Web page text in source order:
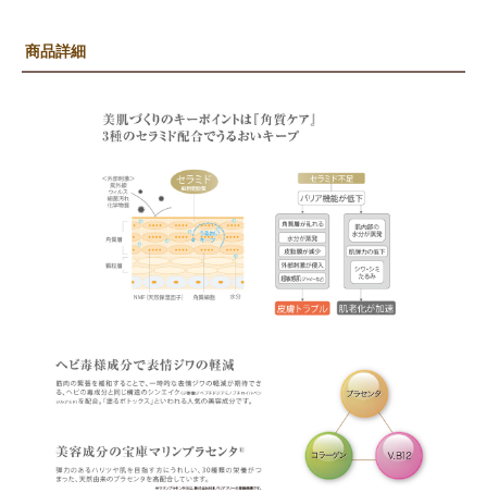
商品詳細